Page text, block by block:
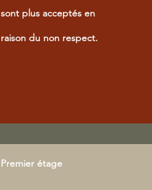
sont plus acceptés en
raison du non respect.
Premier étage